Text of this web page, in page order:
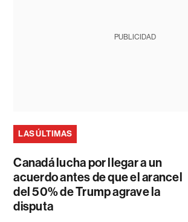
PUBLICIDAD
LAS ÚLTIMAS
Canadá lucha por llegar a un
acuerdo antes de que el arancel
del 50% de Trump agrave la
disputa